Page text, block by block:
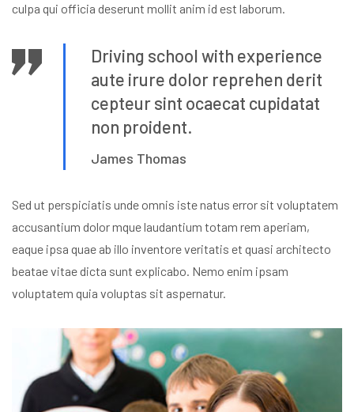
culpa qui officia deserunt mollit anim id est laborum.
Driving school with experience
aute irure dolor reprehen derit
cepteur sint ocaecat cupidatat
non proident.
James Thomas
Sed ut perspiciatis unde omnis iste natus error sit voluptatem
accusantium dolor mque laudantium totam rem aperiam,
eaque ipsa quae ab illo inventore veritatis et quasi architecto
beatae vitae dicta sunt explicabo. Nemo enim ipsam
voluptatem quia voluptas sit aspernatur.